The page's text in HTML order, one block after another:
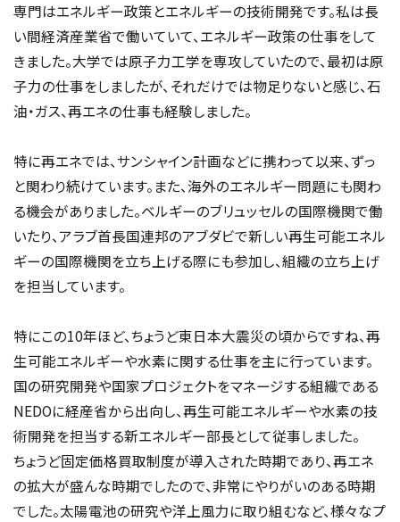
専門はエネルギー政策とエネルギーの技術開発です。私は長
い間経済産業省で働いていて、エネルギー政策の仕事をして
きました。大学では原子力工学を専攻していたので、最初は原
子力の仕事をしましたが、それだけでは物足りないと感じ、石
油・ガス、再エネの仕事も経験しました。
特に再エネでは、サンシャイン計画などに携わって以来、ずっ
と関わり続けています。また、海外のエネルギー問題にも関わ
る機会がありました。ベルギーのブリュッセルの国際機関で働
いたり、アラブ首長国連邦のアブダビで新しい再生可能エネル
ギーの国際機関を立ち上げる際にも参加し、組織の立ち上げ
を担当しています。
特にこの10年ほど、ちょうど東日本大震災の頃からですね、再
生可能エネルギーや水素に関する仕事を主に行っています。
国の研究開発や国家プロジェクトをマネージする組織である
NEDOに経産省から出向し、再生可能エネルギーや水素の技
術開発を担当する新エネルギー部長として従事しました。
ちょうど固定価格買取制度が導入された時期であり、再エネ
の拡大が盛んな時期でしたので、非常にやりがいのある時期
でした。太陽電池の研究や洋上風力に取り組むなど、様々なプ